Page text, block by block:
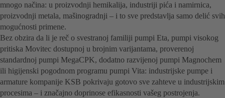
mnogo načina: u proizvodnji hemikalija, industriji pića i namirnica,
proizvodnji metala, mašinogradnji – i to sve predstavlja samo delić svih
mogućnosti primene.
Bez obzira da li je reč o svestranoj familiji pumpi Eta, pumpi visokog
pritiska Movitec dostupnoj u brojnim varijantama, proverenoj
standardnoj pumpi MegaCPK, dodatno razvijenoj pumpi Magnochem
ili higijenski pogodnom programu pumpi Vita: industrijske pumpe i
armature kompanije KSB pokrivaju gotovo sve zahteve u industrijskim
procesima – i značajno doprinose efikasnosti vašeg postrojenja.